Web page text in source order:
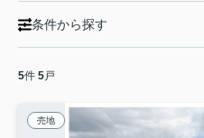
条件から探す
5件 5戸
売地